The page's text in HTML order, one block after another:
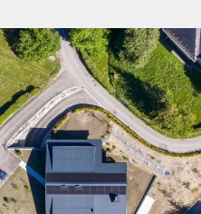
vorschriften ist ebenfalls
Detailorientierung: Die
entwickeln, die sowohl
auch funktional sind, ist
Details hilft bei der Auswahl
und bei der Feinabstimmung
Kommunikations- und
Kommunikation mit Kunden,
Handwerkern ist für den Erfolg